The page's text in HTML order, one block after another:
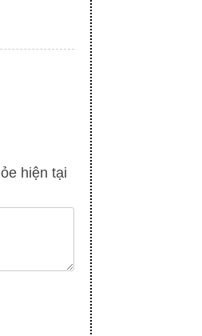
hiện tại